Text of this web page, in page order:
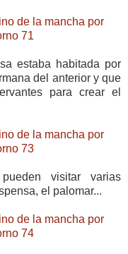
estaba habitada por
del anterior y que
para crear el
visitar varias
el palomar...